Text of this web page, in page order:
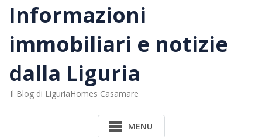
Informazioni
immobiliari e notizie
dalla Liguria
Il Blog di LiguriaHomes Casamare
MENU